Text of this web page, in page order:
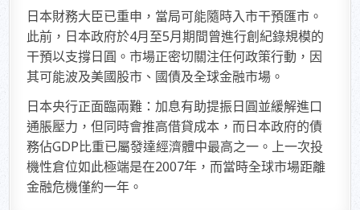
日本財務大臣已重申，當局可能隨時入市干預匯市。
此前，日本政府於4月至5月期間曾進行創紀錄規模的
干預以支撐日圓。市場正密切關注任何政策行動，因
其可能波及美國股市、國債及全球金融市場。
日本央行正面臨兩難：加息有助提振日圓並緩解進口
通脹壓力，但同時會推高借貸成本，而日本政府的債
務佔GDP比重已屬發達經濟體中最高之一。上一次投
機性倉位如此極端是在2007年，而當時全球市場距離
金融危機僅約一年。